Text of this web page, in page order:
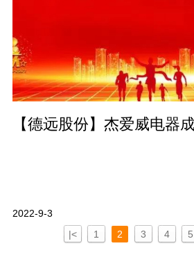
2022-9-3
|<
1 2 3 4 5